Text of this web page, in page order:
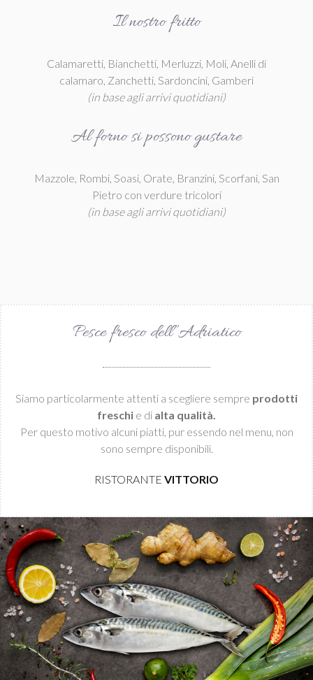
Il nostro fritto
Calamaretti, Bianchetti, Merluzzi, Moli, Anelli di
calamaro, Zanchetti, Sardoncini, Gamberi
(in base agli arrivi quotidiani)
Al forno si possono gustare
Mazzole, Rombi, Soasi, Orate, Branzini, Scorfani, San
Pietro con verdure tricolori
(in base agli arrivi quotidiani)
Pesce fresco dell”Adriatico
Siamo particolarmente attenti a scegliere sempre prodotti
freschi e di alta qualità.
Per questo motivo alcuni piatti, pur essendo nel menu, non
sono sempre disponibili.
RISTORANTE VITTORIO